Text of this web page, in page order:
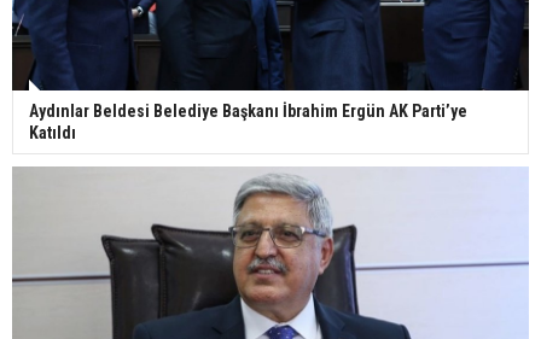
Aydınlar Beldesi Belediye Başkanı İbrahim Ergün AK Parti’ye
Katıldı